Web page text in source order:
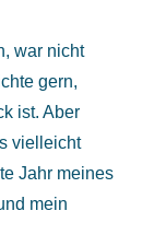
war nicht
gern,
ist. Aber
vielleicht
Jahr meines
mein